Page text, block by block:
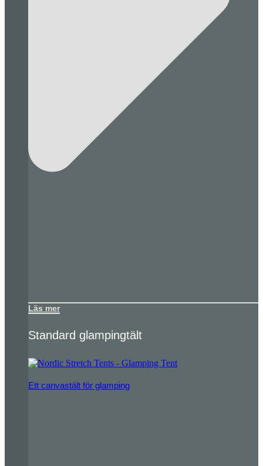
Läs mer
Standard glampingtält
Ett canvastält för glamping